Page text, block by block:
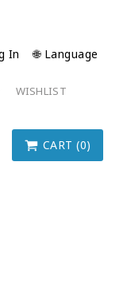
In 🌐 Language
WISHLIST
CART (0)